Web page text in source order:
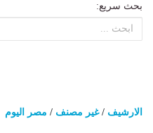
بحث سريع:
الارشيف /غير مصنف / مصر اليوم